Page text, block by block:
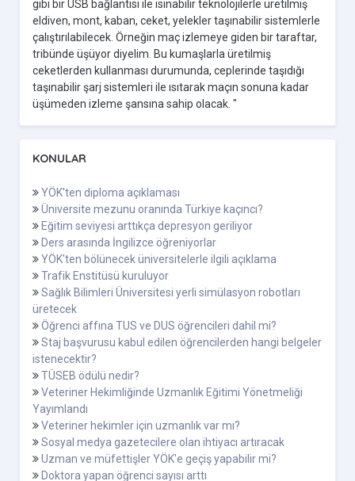
gibi bir USB bağlantısı ile ısınabilir teknolojilerle üretilmiş
eldiven, mont, kaban, ceket, yelekler taşınabilir sistemlerle
çalıştırılabilecek. Örneğin maç izlemeye giden bir taraftar,
tribünde üşüyor diyelim. Bu kumaşlarla üretilmiş
ceketlerden kullanması durumunda, ceplerinde taşıdığı
taşınabilir şarj sistemleri ile ısıtarak maçın sonuna kadar
üşümeden izleme şansına sahip olacak. "
KONULAR
YÖK'ten diploma açıklaması
Üniversite mezunu oranında Türkiye kaçıncı?
Eğitim seviyesi arttıkça depresyon geriliyor
Ders arasında İngilizce öğreniyorlar
YÖK'ten bölünecek üniversitelerle ilgili açıklama
Trafik Enstitüsü kuruluyor
Sağlık Bilimleri Üniversitesi yerli simülasyon robotları
üretecek
Öğrenci affına TUS ve DUS öğrencileri dahil mi?
Staj başvurusu kabul edilen öğrencilerden hangi belgeler
istenecektir?
TÜSEB ödülü nedir?
Veteriner Hekimliğinde Uzmanlık Eğitimi Yönetmeliği
Yayımlandı
Veteriner hekimler için uzmanlık var mı?
Sosyal medya gazetecilere olan ihtiyacı artıracak
Uzman ve müfettişler YÖK'e geçiş yapabilir mi?
Doktora yapan öğrenci sayısı arttı